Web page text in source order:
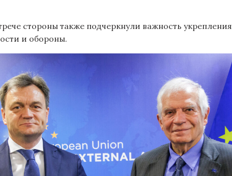
стороны также подчеркнули важность укрепления
и обороны.